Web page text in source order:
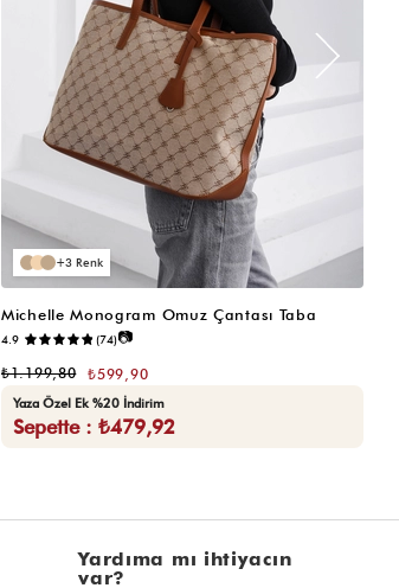
3
Michelle Monogram Omuz Çantası Taba
4.9 (74)📷
₺599,90
₺1.199,80
Yaza Özel Ek %20 İndirim
Sepette : ₺479,92
Yardıma mı ihtiyacın
var?